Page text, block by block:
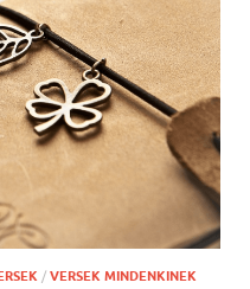
/ VERSEK MINDENKINEK